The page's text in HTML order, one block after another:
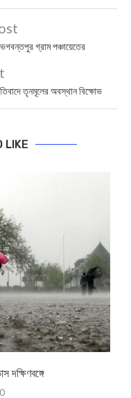
গ্রাম পঞ্চায়েতের
তৃনমূলের অবস্থান বিক্ষোভ
LIKE
দক্ষিণবঙ্গে